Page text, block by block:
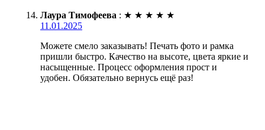
Лаура Тимофеева : ★ ★ ★ ★ ★
11.01.2025
Можете смело заказывать! Печать фото и рамка
пришли быстро. Качество на высоте, цвета яркие и
насыщенные. Процесс оформления прост и
удобен. Обязательно вернусь ещё раз!